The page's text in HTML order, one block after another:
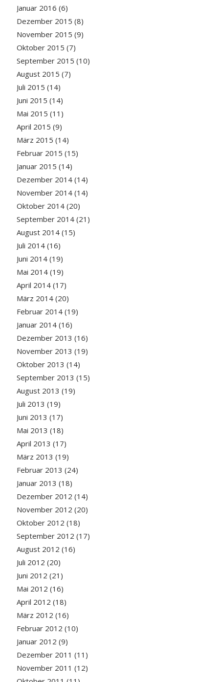
Januar 2016 (6)
Dezember 2015 (8)
November 2015 (9)
Oktober 2015 (7)
September 2015 (10)
August 2015 (7)
Juli 2015 (14)
Juni 2015 (14)
Mai 2015 (11)
April 2015 (9)
März 2015 (14)
Februar 2015 (15)
Januar 2015 (14)
Dezember 2014(14)
November 2014(14)
Oktober 2014(20)
September 2014(21)
August 2014(15)
Juli 2014(16)
Juni 2014(19)
Mai 2014(19)
April 2014(17)
März 2014(20)
Februar 2014(19)
Januar 2014(16)
Dezember 2013 (16)
November 2013 (19)
Oktober 2013 (14)
September 2013 (15)
August 2013 (19)
Juli 2013 (19)
Juni 2013 (17)
Mai 2013 (18)
April 2013 (17)
März 2013 (19)
Februar 2013 (24)
Januar 2013 (18)
Dezember 2012 (14)
November 2012 (20)
Oktober 2012 (18)
September 2012 (17)
August 2012 (16)
Juli 2012 (20)
Juni 2012 (21)
Mai 2012 (16)
April 2012 (18)
März 2012 (16)
Februar 2012 (10)
Januar 2012 (9)
Dezember 2011 (11)
November 2011 (12)